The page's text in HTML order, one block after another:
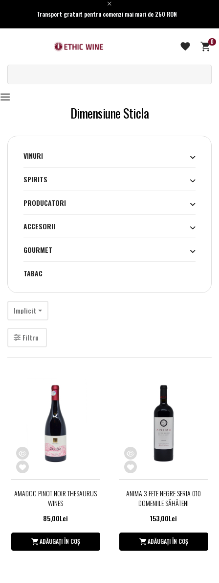
Transport gratuit pentru comenzi mai mari de 250 RON
0
Dimensiune Sticla
VINURI
SPIRITS
PRODUCATORI
ACCESORII
GOURMET
TABAC
Implicit
Filtru
AMADOC PINOT NOIR THESAURUS
WINES
85,00Lei
ADĂUGAȚI ÎN COȘ
ANIMA 3 FETE NEGRE SERIA 010
DOMENIILE SĂHĂTENI
153,00Lei
ADĂUGAȚI ÎN COȘ